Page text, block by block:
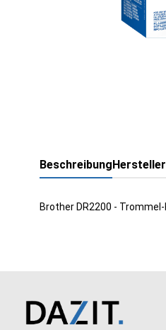
BeschreibungHersteller
Brother DR2200 -